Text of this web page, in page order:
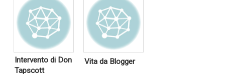
Intervento di Don
Tapscott
Vita da Blogger